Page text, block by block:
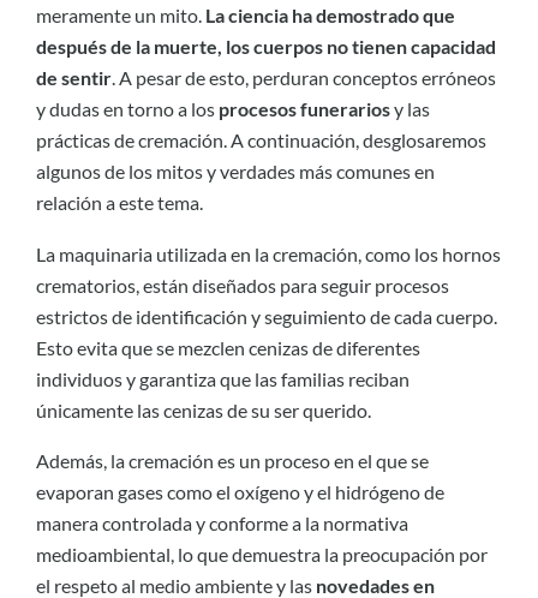
meramente un mito. La ciencia ha demostrado que
después de la muerte, los cuerpos no tienen capacidad
de sentir. A pesar de esto, perduran conceptos erróneos
y dudas en torno a los procesos funerariosy las
prácticas de cremación. A continuación, desglosaremos
algunos de los mitos y verdades más comunes en
relación a este tema.
La maquinaria utilizada en la cremación, como los hornos
crematorios, están diseñados para seguir procesos
estrictos de identificación y seguimiento de cada cuerpo.
Esto evita que se mezclen cenizas de diferentes
individuos y garantiza que las familias reciban
únicamente las cenizas de su ser querido.
Además, la cremación es un proceso en el que se
evaporan gases como el oxígeno y el hidrógeno de
manera controlada y conforme a la normativa
medioambiental, lo que demuestra la preocupación por
el respeto al medio ambiente y las novedades en